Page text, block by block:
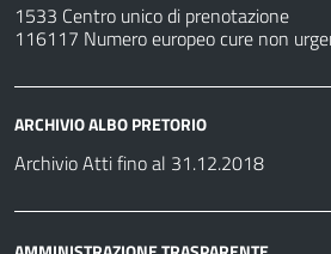
1533 Centro unico di prenotazione
116117 Numero europeo cure non
ARCHIVIO ALBO PRETORIO
Archivio Atti fino al 31.12.2018